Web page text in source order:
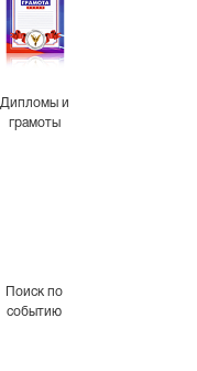
Дипломы и
грамоты
Поиск по
событию